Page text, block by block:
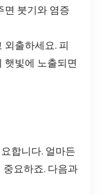
면 붓기와 염증
출하세요. 피
햇빛에 노출되면
합니다. 얼마든
요하죠. 다음과